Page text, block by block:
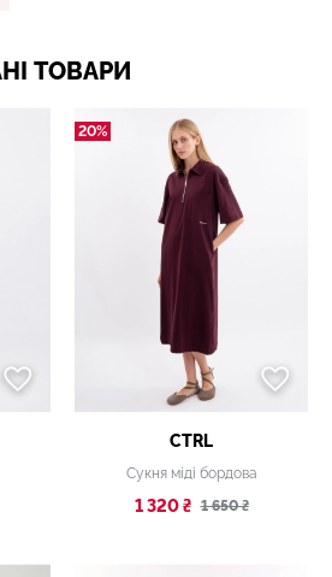
ТОВАРИ
20%
CTRL
Сукня міді бордова
1 320 ₴ 1 650 ₴